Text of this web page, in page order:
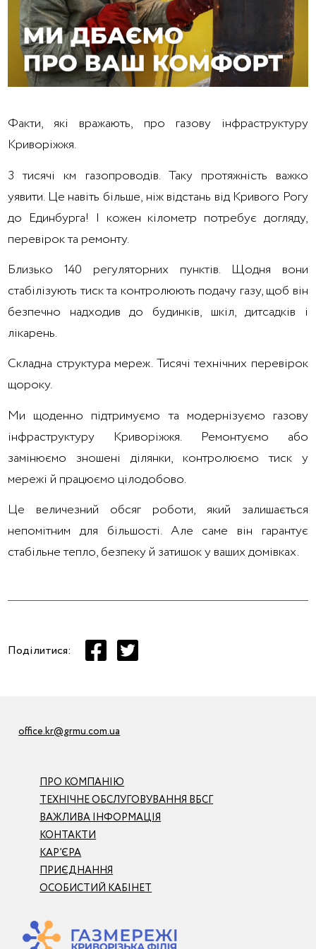
Факти, які вражають, про газову інфраструктуру
Криворіжжя.
3 тисячі км газопроводів. Таку протяжність важко
уявити. Це навіть більше, ніж відстань від Кривого Рогу
до Единбурга! І кожен кілометр потребує догляду,
перевірок та ремонту.
Близько 140 регуляторних пунктів. Щодня вони
стабілізують тиск та контролюють подачу газу, щоб він
безпечно надходив до будинків, шкіл, дитсадків і
лікарень.
Складна структура мереж. Тисячі технічних перевірок
щороку.
Ми щоденно підтримуємо та модернізуємо газову
інфраструктуру Криворіжжя. Ремонтуємо або
замінюємо зношені ділянки, контролюємо тиск у
мережі й працюємо цілодобово.
Це величезний обсяг роботи, який залишається
непомітним для більшості. Але саме він гарантує
стабільне тепло, безпеку й затишок у ваших домівках.
Поділитися:
ПРО КОМПАНІЮ
ТЕХНІЧНЕ ОБСЛУГОВУВАННЯ ВБСГ
ВАЖЛИВА ІНФОРМАЦІЯ
КОНТАКТИ
КАР’ЄРА
ПРИЄДНАННЯ
ОСОБИСТИЙ КАБІНЕТ
office.kr@grmu.com.ua